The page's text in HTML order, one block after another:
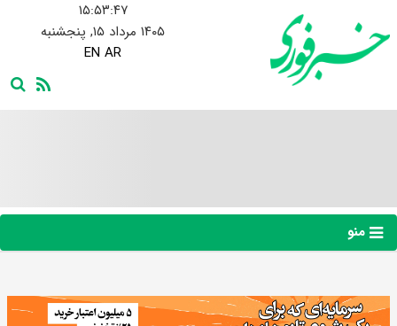
۱۵:۵۳:۴۸
۱۴۰۵ مرداد ۱۵, پنجشنبه
EN AR
منو